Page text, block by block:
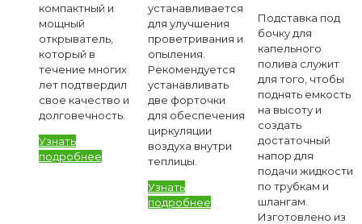
компактный и
мощный
открыватель,
который в
течение многих
лет подтвердил
свое качество и
долговечность.
Узнать
подробнее
устанавливается
для улучшения
проветривания и
опыления.
Рекомендуется
устанавливать
две форточки
для обеспечения
циркуляции
воздуха внутри
теплицы.
Узнать
подробнее
Подставка под
бочку для
капельного
полива служит
для того, чтобы
поднять емкость
на высоту и
создать
достаточный
напор для
подачи жидкости
по трубкам и
шлангам.
Изготовлено из